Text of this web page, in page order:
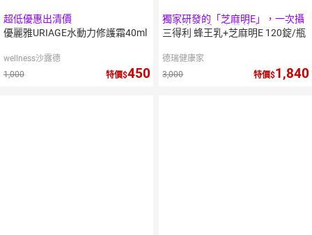
超低優惠出清價
優麗雅URIAGE水動力修護霜40ml
wellness沙露德
1,000
特價 450
獨家研發的「芝麻明E」，一次攝
取多達40種以上營養素。
三得利 蜂王乳+芝麻明E 120錠/瓶
德瑞健康家
3,000
特價 1,840